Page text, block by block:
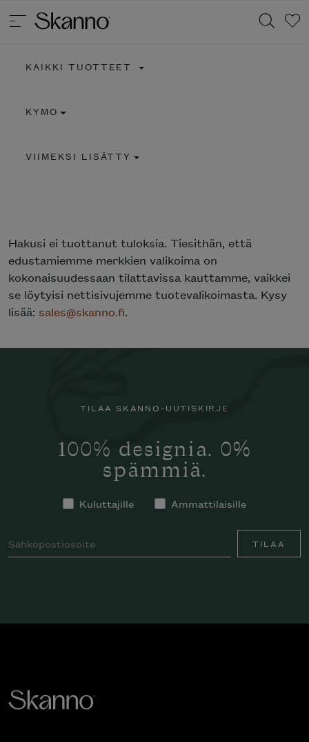
KAIKKI TUOTTEET
KYMO
VIIMEKSI LISÄTTY
Hakusi ei tuottanut tuloksia. Tiesithän, että
edustamiemme merkkien valikoima on
kokonaisuudessaan tilattavissa kauttamme, vaikkei
se löytyisi nettisivujemme tuotevalikoimasta. Kysy
lisää: sales@skanno.fi.
TILAA SKANNO-UUTISKIRJE
100% designia. 0%
spämmiä.
Kuluttajille Ammattilaisille
TILAA